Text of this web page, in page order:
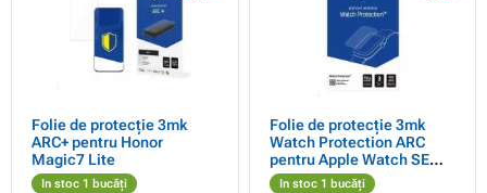
Folie de protecție 3mk
ARC+ pentru Honor
Magic7 Lite
In stoc 1 bucăți
Folie de protecție 3mk
Watch Protection ARC
pentru Apple Watch SE
44mm
In stoc 1 bucăți